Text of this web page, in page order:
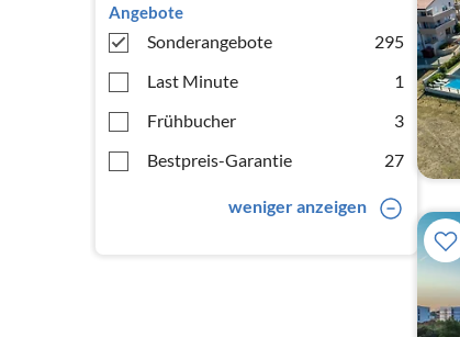
Angebote
Sonderangebote
295
Last Minute
1
Frühbucher
3
Bestpreis-Garantie
27
weniger anzeigen